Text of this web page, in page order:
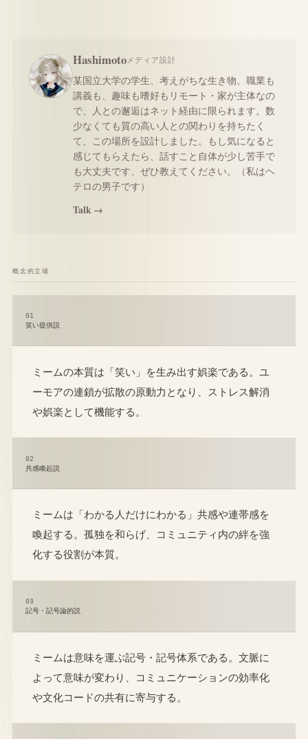
Hashimotoメディア設計
某国立大学の学生、考えがちな生き物。職業も
講義も、趣味も嗜好もリモート・家が主体なの
で、人との邂逅はネット経由に限られます。数
少なくても質の高い人との関わりを持ちたく
て、この場所を設計しました。もし気になると
感じてもらえたら、話すこと自体が少し苦手で
も大丈夫です、ぜひ教えてください。（私はヘ
テロの男子です）
Talk →
概念的立場
01
笑い提供説
ミームの本質は「笑い」を生み出す娯楽である。ユ
ーモアの連鎖が拡散の原動力となり、ストレス解消
や娯楽として機能する。
02
共感喚起説
ミームは「わかる人だけにわかる」共感や連帯感を
喚起する。孤独を和らげ、コミュニティ内の絆を強
化する役割が本質。
03
記号・記号論的説
ミームは意味を運ぶ記号・記号体系である。文脈に
よって意味が変わり、コミュニケーションの効率化
や文化コードの共有に寄与する。